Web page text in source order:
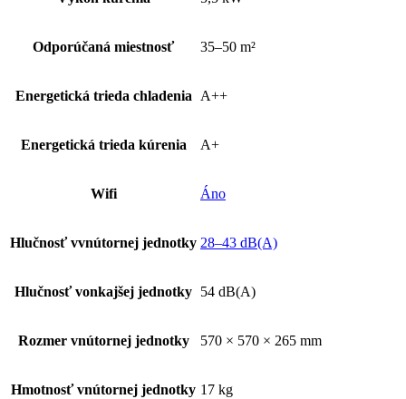
Odporúčaná miestnosť 35–50 m²
Energetická trieda chladenia A++
Energetická trieda kúrenia A+
Wifi Áno
Hlučnosť vvnútornej jednotky 28–43 dB(A)
Hlučnosť vonkajšej jednotky 54 dB(A)
Rozmer vnútornej jednotky 570 × 570 × 265 mm
Hmotnosť vnútornej jednotky 17 kg